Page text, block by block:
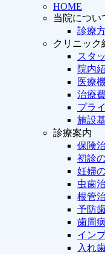
HOME
当院につい
診療
クリニック
スタ
院内
医療
治療
プラ
施設
診療案内
保険
初診
妊婦
虫歯
根管
予防
歯周
イン
入れ